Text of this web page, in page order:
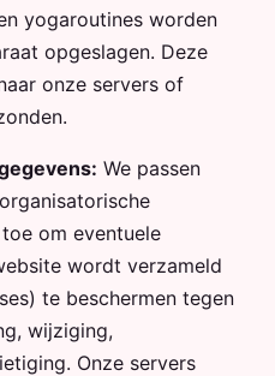
yogaroutines worden
opgeslagen. Deze
onze servers of
We passen
om eventuele
wordt verzameld
te beschermen tegen
wijziging,
Onze servers